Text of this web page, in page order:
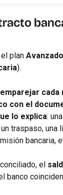
plan Avanzado
).
emparejar cada
con el
lo explica:
traspaso, una
bancaria,
el
banco